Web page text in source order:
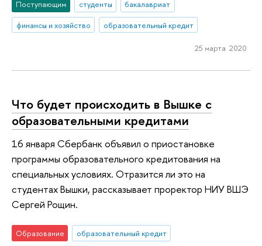
Поступающим студенты
бакалавриат
финансы и хозяйство
образовательный кредит
25 марта 2020
Что будет происходить в Вышке с
образовательными кредитами
16 января Сбербанк объявил о приостановке
программы образовательного кредитования на
специальных условиях. Отразится ли это на
студентах Вышки, рассказывает проректор НИУ ВШЭ
Сергей Рощин.
Образование
образовательный кредит